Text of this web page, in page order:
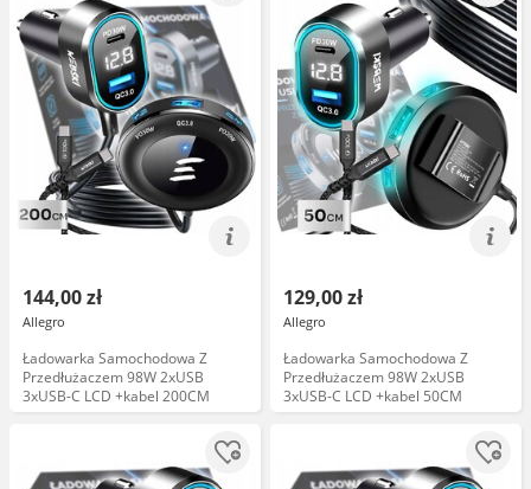
144,00 zł
Allegro
Ładowarka Samochodowa Z
Przedłużaczem 98W 2xUSB
3xUSB-C LCD +kabel 200CM
129,00 zł
Allegro
Ładowarka Samochodowa Z
Przedłużaczem 98W 2xUSB
3xUSB-C LCD +kabel 50CM